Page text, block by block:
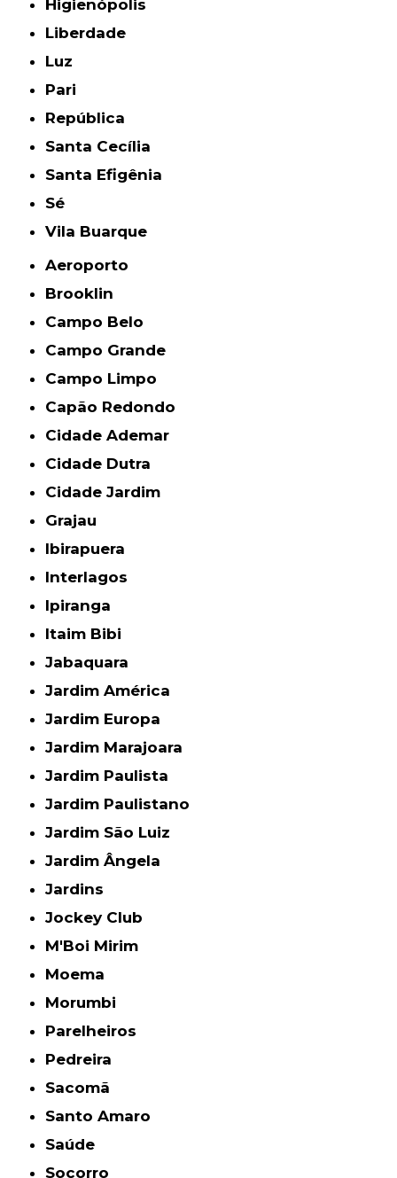
Higienópolis
Liberdade
Luz
Pari
República
Santa Cecília
Santa Efigênia
Sé
Vila Buarque
Aeroporto
Brooklin
Campo Belo
Campo Grande
Campo Limpo
Capão Redondo
Cidade Ademar
Cidade Dutra
Cidade Jardim
Grajau
Ibirapuera
Interlagos
Ipiranga
Itaim Bibi
Jabaquara
Jardim América
Jardim Europa
Jardim Marajoara
Jardim Paulista
Jardim Paulistano
Jardim São Luiz
Jardim Ângela
Jardins
Jockey Club
M'Boi Mirim
Moema
Morumbi
Parelheiros
Pedreira
Sacomã
Santo Amaro
Saúde
Socorro